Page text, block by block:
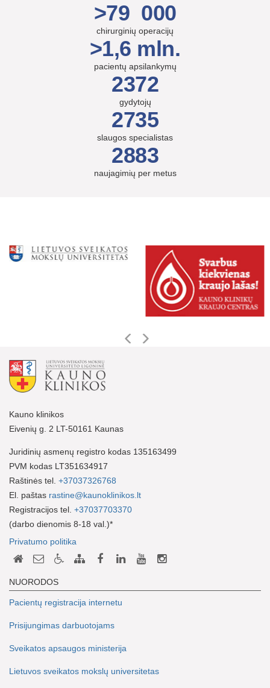
>79 000
chirurginių operacijų
>1,6 mln.
pacientų apsilankymų
2372
gydytojų
2735
slaugos specialistas
2883
naujagimių per metus
Kauno klinikos
Eivenių g. 2 LT-50161 Kaunas
Juridinių asmenų registro kodas 135163499
PVM kodas LT351634917
Raštinės tel. +37037326768
El. paštas rastine@kaunoklinikos.lt
Registracijos tel. +37037703370
(darbo dienomis 8-18 val.)*
Privatumo politika
NUORODOS
Pacientų registracija internetu
Prisijungimas darbuotojams
Sveikatos apsaugos ministerija
Lietuvos sveikatos mokslų universitetas